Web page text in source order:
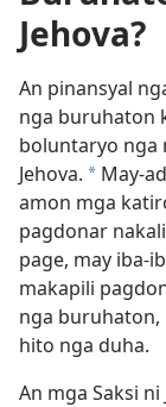
Jehova?
An pinansyal
nga buruhaton
boluntaryo nga
Jehova. a May-
amon mga
pagdonar
page, may iba-
makapili
nga buruhaton,
hito nga duha.
An mga Saksi